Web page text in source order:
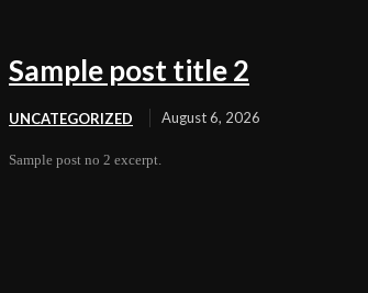
Sample post title 2
UNCATEGORIZED August 6, 2026
Sample post no 2 excerpt.